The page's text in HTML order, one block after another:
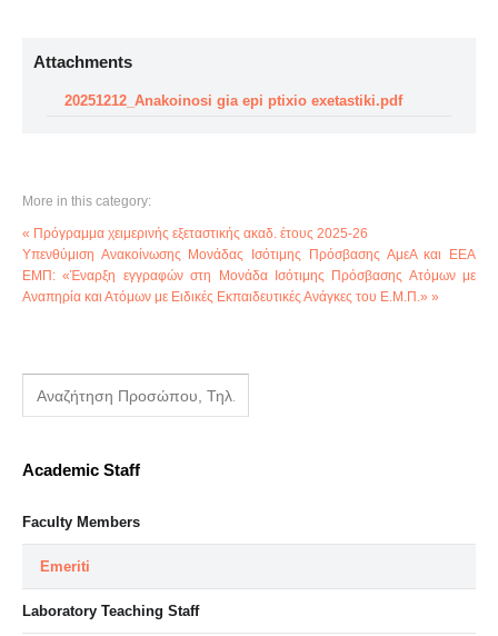
Attachments
20251212_Anakoinosi gia epi ptixio exetastiki.pdf
More in this category:
« Πρόγραμμα χειμερινής εξεταστικής ακαδ. έτους 2025-26
Υπενθύμιση Ανακοίνωσης Μονάδας Ισότιμης Πρόσβασης ΑμεΑ και ΕΕΑ
ΕΜΠ: «Έναρξη εγγραφών στη Μονάδα Ισότιμης Πρόσβασης Ατόμων με
Αναπηρία και Ατόμων με Ειδικές Εκπαιδευτικές Ανάγκες του Ε.Μ.Π.» »
Academic Staff
Faculty Members
Emeriti
Laboratory Teaching Staff